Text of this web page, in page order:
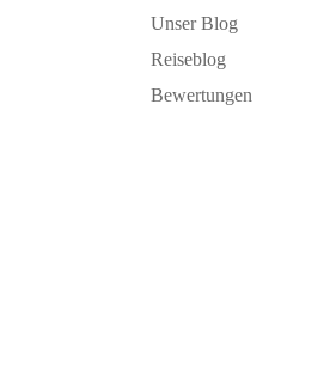
Unser Blog
Reiseblog
Bewertungen